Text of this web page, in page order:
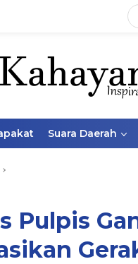
Suara Daerah
Pulpis